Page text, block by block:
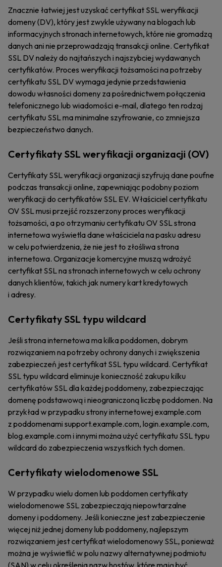
Znacznie łatwiej jest uzyskać certyfikat SSL weryfikacji
domeny (DV), który jest zwykle używany na blogach lub
informacyjnych stronach internetowych, które nie gromadzą
danych ani nie przeprowadzają transakcji online. Certyfikat
SSL DV należy do najtańszych i najszybciej wydawanych
certyfikatów. Proces weryfikacji tożsamości na potrzeby
certyfikatu SSL DV wymaga jedynie przedstawienia
dowodu własności domeny za pośrednictwem połączenia
telefonicznego lub wiadomości e-mail, dlatego ten rodzaj
certyfikatu SSL ma minimalne szyfrowanie, co zmniejsza
bezpieczeństwo danych.
Certyfikaty SSL weryfikacji organizacji (OV)
Certyfikaty SSL weryfikacji organizacji szyfrują dane poufne
podczas transakcji online, zapewniając podobny poziom
weryfikacji do certyfikatów SSL EV. Właściciel certyfikatu
OV SSL musi przejść rozszerzony proces weryfikacji
tożsamości, a po otrzymaniu certyfikatu OV SSL strona
internetowa wyświetla dane właściciela na pasku adresu
w celu potwierdzenia, że nie jest to złośliwa strona
internetowa. Organizacje komercyjne muszą wdrożyć
certyfikat SSL na stronach internetowych w celu ochrony
danych klientów, takich jak numery kart kredytowych
i adresy.
Certyfikaty SSL typu wildcard
Jeśli strona internetowa ma kilka poddomen, dobrym
rozwiązaniem na potrzeby ochrony danych i zwiększenia
zabezpieczeń jest certyfikat SSL typu wildcard. Certyfikat
SSL typu wildcard eliminuje konieczność zakupu kilku
certyfikatów SSL dla każdej poddomeny, zabezpieczając
domenę podstawową i nieograniczoną liczbę poddomen. Na
przykład w przypadku strony internetowej example.com
z poddomenami support.example.com, login.example.com,
blog.example.com i innymi można użyć certyfikatu SSL typu
wildcard do zabezpieczenia wszystkich tych domen.
Certyfikaty wielodomenowe SSL
W przypadku wielu domen lub poddomen certyfikaty
wielodomenowe SSL zabezpieczają niepowtarzalne
domeny i poddomeny. Jeśli konieczne jest zabezpieczenie
więcej niż jednej domeny lub poddomeny, najlepszym
rozwiązaniem jest certyfikat wielodomenowy SSL, ponieważ
można je wyświetlić w polu nazwy alternatywnej podmiotu
(SAN) w celu określenia nazw hostów, które mają być